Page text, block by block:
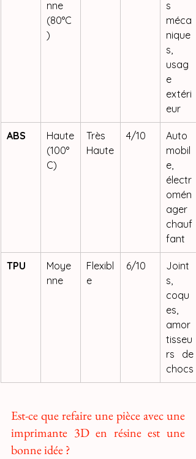
nne
(80°C
)
s
méca
nique
s,
usag
e
extéri
eur
ABS
Haute
(100°
C)
Très
Haute
4/10
Auto
mobil
e,
électr
omén
ager
chauf
fant
TPU
Moye
nne
Flexibl
e
6/10
Joint
s,
coqu
es,
amor
tisseu
rs de
chocs
Est-ce que refaire une pièce avec une
imprimante 3D en résine est une
bonne idée ?